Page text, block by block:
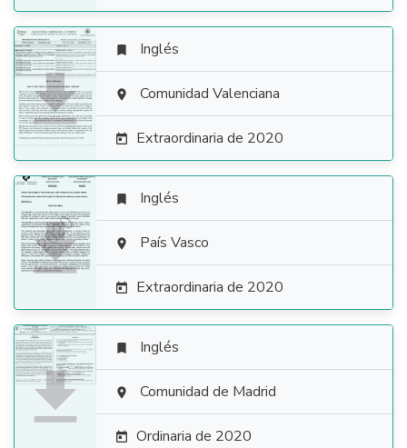

 Inglés
 Comunidad Valenciana
 Extraordinaria de 2020

 Inglés
 País Vasco
 Extraordinaria de 2020

 Inglés
 Comunidad de Madrid
 Ordinaria de 2020